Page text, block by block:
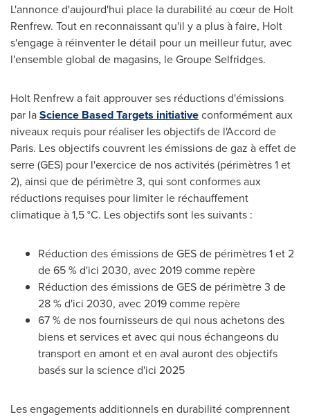
L'annonce d'aujourd'hui place la durabilité au cœur de Holt
Renfrew. Tout en reconnaissant qu'il y a plus à faire, Holt
s'engage à réinventer le détail pour un meilleur futur, avec
l'ensemble global de magasins, le Groupe Selfridges.
Holt Renfrewa fait approuver ses réductions d'émissions
par laScience Based Targets initiativeconformément aux
niveaux requis pour réaliser les objectifs de l'Accord de
Paris. Les objectifs couvrent les émissions de gaz à effet de
serre (GES) pour l'exercice de nos activités (périmètres 1 et
2), ainsi que de périmètre 3, qui sont conformes aux
réductions requises pour limiter le réchauffement
climatique à 1,5 °C. Les objectifs sont les suivants :
Réduction des émissions de GES de périmètres 1 et 2
de 65 % d'ici 2030, avec 2019 comme repère
Réduction des émissions de GES de périmètre 3 de
28 % d'ici 2030, avec 2019 comme repère
67 % de nos fournisseurs de qui nous achetons des
biens et services et avec qui nous échangeons du
transport en amont et en aval auront des objectifs
basés sur la science d'ici 2025
Les engagements additionnels en durabilité comprennent